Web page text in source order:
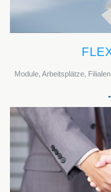
Module, Arbeitsplätze,